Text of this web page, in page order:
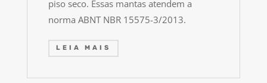
piso seco. Essas mantas atendem a
norma ABNT NBR 15575-3/2013.
LEIA MAIS